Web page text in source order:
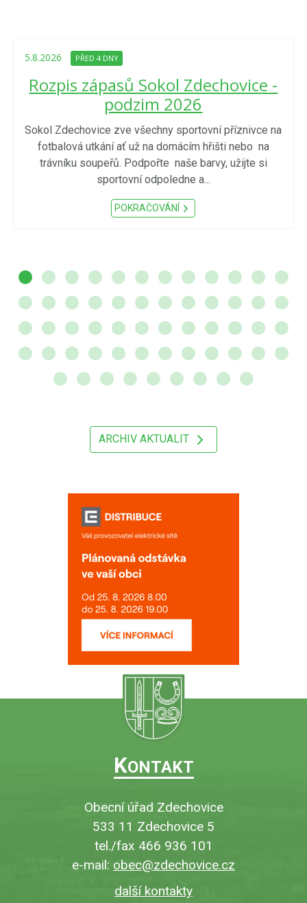
5.8.2026 PŘED 4 DNY
Rozpis zápasů Sokol Zdechovice -
podzim 2026
Sokol Zdechovice zve všechny sportovní příznivce na
fotbalová utkání ať už na domácím hřišti nebo na
trávníku soupeřů. Podpořte naše barvy, užijte si
sportovní odpoledne a...
POKRAČOVÁNÍ
ARCHIV AKTUALIT
KONTAKT
Obecní úřad Zdechovice
533 11 Zdechovice 5
tel./fax 466 936 101
e-mail: obec@zdechovice.cz
další kontakty